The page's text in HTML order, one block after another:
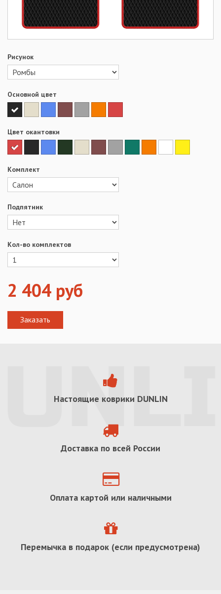
Рисунок
Основной цвет
Цвет окантовки
Комплект
Подпятник
Кол-во комплектов
2 404 руб
Настоящие коврики DUNLIN
Доставка по всей России
Оплата картой или наличными
Перемычка в подарок (если предусмотрена)